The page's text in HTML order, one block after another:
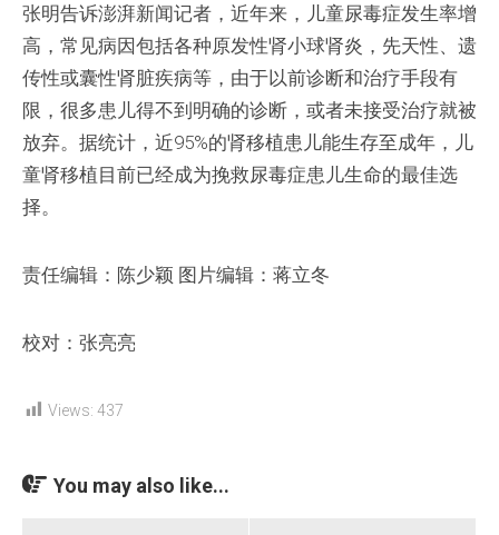
张明告诉澎湃新闻记者，近年来，儿童尿毒症发生率增
高，常见病因包括各种原发性肾小球肾炎，先天性、遗
传性或囊性肾脏疾病等，由于以前诊断和治疗手段有
限，很多患儿得不到明确的诊断，或者未接受治疗就被
放弃。据统计，近95%的肾移植患儿能生存至成年，儿
童肾移植目前已经成为挽救尿毒症患儿生命的最佳选
择。
责任编辑：陈少颖 图片编辑：蒋立冬
校对：张亮亮
Views: 437
You may also like...